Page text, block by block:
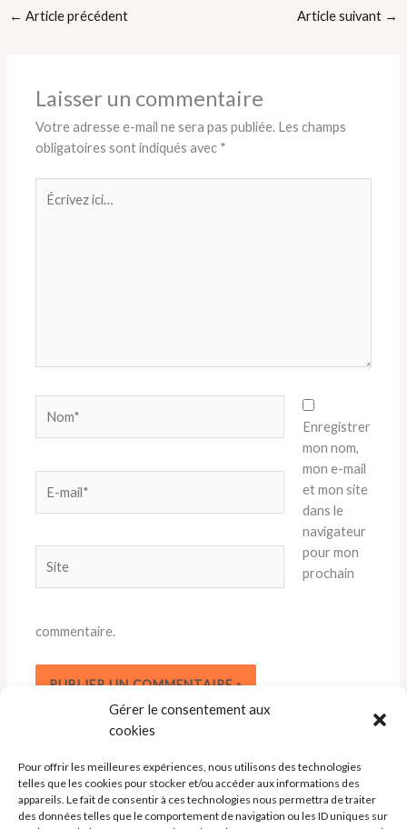
Gérer le consentement aux
cookies
Pour offrir les meilleures expériences, nous utilisons des technologies
telles que les cookies pour stocker et/ou accéder aux informations des
appareils. Le fait de consentir à ces technologies nous permettra de traiter
des données telles que le comportement de navigation ou les ID uniques sur
← Article précédent Article suivant →
Laisser un commentaire
Votre adresse e-mail ne sera pas publiée. Les champs
obligatoires sont indiqués avec *
ici…
mail*
Enregistrer
mon nom,
mon e-mail
et mon site
dans le
navigateur
pour mon
prochain
commentaire.